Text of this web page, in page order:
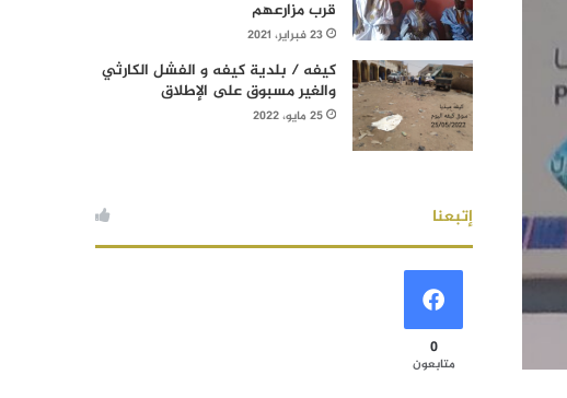
قرب مزارعهم
23 فبراير، 2021
كيفه / بلدية كيفه و الفشل الكارثي
والغير مسبوق على الإطلاق
25 مايو، 2022
إتبعنا
0
متابعون